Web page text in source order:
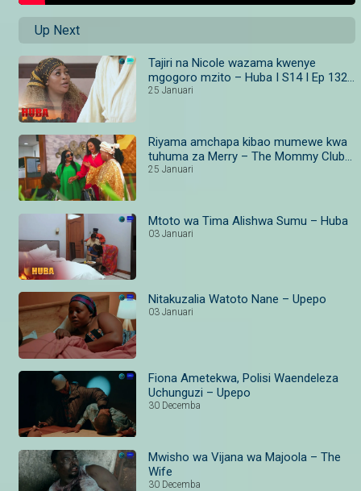
Up Next
Tajiri na Nicole wazama kwenye
mgogoro mzito – Huba I S14 I Ep 132–
135 I Maisha Magic Bongo
25 Januari
Riyama amchapa kibao mumewe kwa
tuhuma za Merry – The Mommy Club
Tanzania IS1IEp2IMaisha Magic Bongo
25 Januari
Mtoto wa Tima Alishwa Sumu – Huba
03 Januari
Nitakuzalia Watoto Nane – Upepo
03 Januari
Fiona Ametekwa, Polisi Waendeleza
Uchunguzi – Upepo
30 Decemba
Mwisho wa Vijana wa Majoola – The
Wife
30 Decemba